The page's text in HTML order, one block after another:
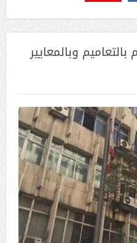
وبالمعايير